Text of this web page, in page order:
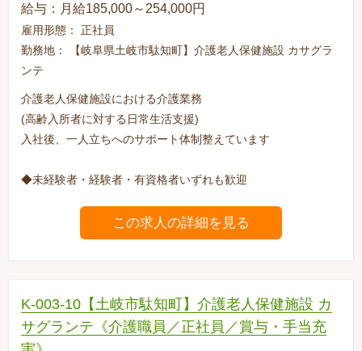
給与：月給185,000～254,000円
雇用形態： 正社員
勤務地： 【岐阜県土岐市駄知町】介護老人保健施設 カサグラ
ンテ
介護老人保健施設における介護業務
(高齢入所者に対する日常生活支援)
入社後、一人立ちへのサポート体制整えています
◆未経験者・経験者・有資格者いずれも歓迎
この求人の詳細を見る
K-003-10【土岐市駄知町】介護老人保健施設 カ
サグランテ《介護職員／正社員／賞与・手当充